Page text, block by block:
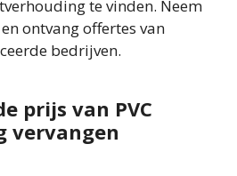
te vinden. Neem
ontvang offertes van
bedrijven.
prijs van PVC
vervangen